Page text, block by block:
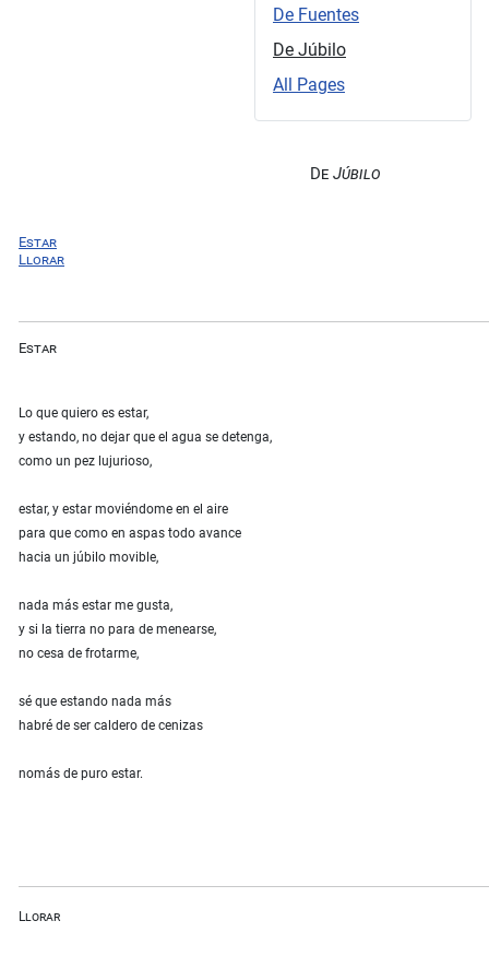
De Fuentes
De Júbilo
All Pages
De Júbilo
Estar
Llorar
Estar
Lo que quiero es estar,
y estando, no dejar que el agua se detenga,
como un pez lujurioso,
estar, y estar moviéndome en el aire
para que como en aspas todo avance
hacia un júbilo movible,
nada más estar me gusta,
y si la tierra no para de menearse,
no cesa de frotarme,
sé que estando nada más
habré de ser caldero de cenizas
nomás de puro estar.
Llorar